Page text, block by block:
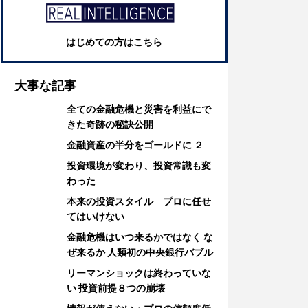
はじめての方はこちら
大事な記事
全ての金融危機と災害を利益にで
きた奇跡の秘訣公開
金融資産の半分をゴールドに ２
投資環境が変わり、投資常識も変
わった
本来の投資スタイル プロに任せ
てはいけない
金融危機はいつ来るかではなく な
ぜ来るか 人類初の中央銀行バブル
リーマンショックは終わっていな
い 投資前提８つの崩壊